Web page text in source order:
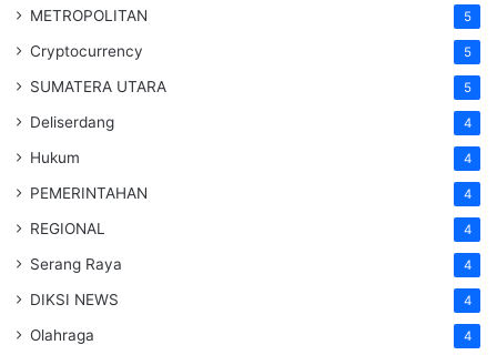
METROPOLITAN 5
Cryptocurrency 5
SUMATERA UTARA 5
Deliserdang 4
Hukum 4
PEMERINTAHAN 4
REGIONAL 4
Serang Raya 4
DIKSI NEWS 4
Olahraga 4